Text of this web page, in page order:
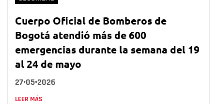
Cuerpo Oficial de Bomberos de
Bogotá atendió más de 600
emergencias durante la semana del 19
al 24 de mayo
27•05•2026
LEER MÁS